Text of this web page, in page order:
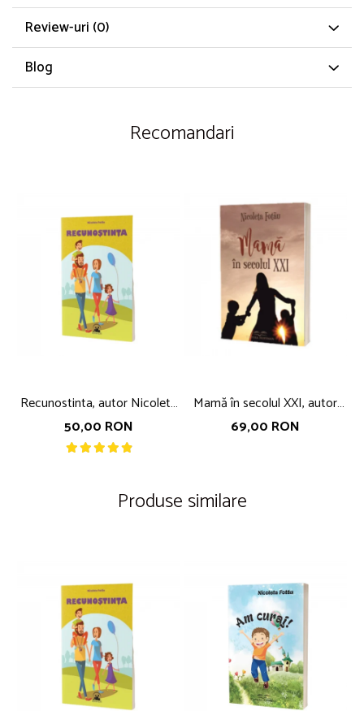
Review-uri (0)
Blog
Recomandari
Recunostinta, autor Nicoleta
Fotau
50,00 RON
Mamă în secolul XXI, autor
Nicoleta Fotău
69,00 RON
Produse similare